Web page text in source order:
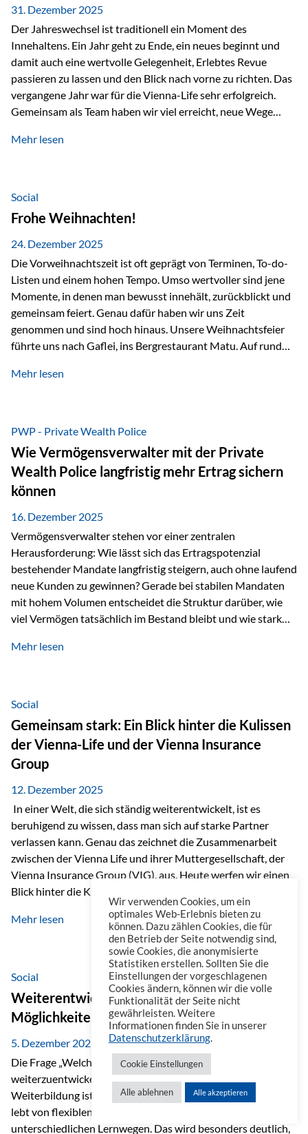
Fichtenbauer, Dirk…
31. Dezember 2025
Der Jahreswechsel ist traditionell ein Moment des
Innehaltens. Ein Jahr geht zu Ende, ein neues beginnt und
damit auch eine wertvolle Gelegenheit, Erlebtes Revue
passieren zu lassen und den Blick nach vorne zu richten. Das
vergangene Jahr war für die Vienna-Life sehr erfolgreich.
Gemeinsam als Team haben wir viel erreicht, neue Wege
Veranstaltungen wie der Schnifisschnauf, aber auch unsere
starkes Miteinander ist. Neben diesen gemeinsamen
Erlebnissen konnten wir…
Mehr lesen
Social
Frohe Weihnachten!
24. Dezember 2025
Die Vorweihnachtszeit ist oft geprägt von Terminen, To-do-
Listen und einem hohen Tempo. Umso wertvoller sind jene
Momente, in denen man bewusst innehält, zurückblickt und
gemeinsam feiert. Genau dafür haben wir uns Zeit
genommen und sind hoch hinaus. Unsere Weihnachtsfeier
führte uns nach Gaflei, ins Bergrestaurant Matu. Auf rund
beeindruckendes Panorama, sondern auch etwas, das im
verschneiter Landschaft, bei feinem Essen, guter Musik und
einer entspannten…
Mehr lesen
PWP - Private Wealth Police
Wie Vermögensverwalter mit der Private
Wealth Police langfristig mehr Ertrag sichern
können
16. Dezember 2025
Vermögensverwalter stehen vor einer zentralen
Herausforderung: Wie lässt sich das Ertragspotenzial
bestehender Mandate langfristig steigern, auch ohne laufend
neue Kunden zu gewinnen? Gerade bei stabilen Mandaten
mit hohem Volumen entscheidet die Struktur darüber, wie
viel Vermögen tatsächlich im Bestand bleibt und wie stark
Beispiel verdeutlicht diese Wirkung besonders deutlich.
hinzukommen, spielt nicht nur die Rendite eine Rolle. Auch
steuerliche Effekte haben einen erheblichen Einfluss auf…
Mehr lesen
Social
Gemeinsam stark: Ein Blick hinter die Kulissen
der Vienna-Life und der Vienna Insurance
Group
12. Dezember 2025
In einer Welt, die sich ständig weiterentwickelt, ist es
beruhigend zu wissen, dass man sich auf starke Partner
verlassen kann. Genau das zeichnet die Zusammenarbeit
zwischen der Vienna Life und ihrer Muttergesellschaft, der
Vienna Insurance Group (VIG), aus. Heute werfen wir einen
Blick hinter die Kulissen auf eine Unternehmensgruppe mit
beeindruckender Geschichte, gewachsenem Know-how und
einem stabilen Fundament. Ein starkes Netzwerk in ganz
Europa Die Vienna Insurance Group ist die führende
Versicherungsgruppe in Zentral- und Osteuropa. Mit über
50 Versicherungsgesellschaften in insgesamt 30 Ländern
verbindet sie regionale Stärke mit internationaler
Kompetenz.
Mehr lesen
Social
Weiterentwicklung im Berufsalltag: Welche
Möglichkeiten es gibt
5. Dezember 2025
Die Frage „Welche Möglichkeiten gibt es, sich
weiterzuentwickeln?“ lässt sich heute vielseitig beantworten.
Weiterbildung ist längst kein starrer Prozess mehr, sondern
lebt von flexiblen Formaten, individuellen Bedürfnissen und
unterschiedlichen Lernwegen. Das wird besonders deutlich,
Wir verwenden Cookies, um ein
optimales Web-Erlebnis bieten zu
können. Dazu zählen Cookies, die für
den Betrieb der Seite notwendig sind,
sowie Cookies, die anonymisierte
Statistiken erstellen. Sollten Sie die
Einstellungen der vorgeschlagenen
Cookies ändern, können wir die volle
Funktionalität der Seite nicht
gewährleisten. Weitere
Informationen finden Sie in unserer
Datenschutzerklärung.
Cookie Einstellungen
Alle ablehnen Alle akzeptieren